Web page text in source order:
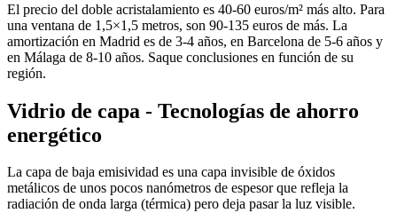
El precio del doble acristalamiento es 40-60 euros/m² más alto. Para
una ventana de 1,5×1,5 metros, son 90-135 euros de más. La
amortización en Madrid es de 3-4 años, en Barcelona de 5-6 años y
en Málaga de 8-10 años. Saque conclusiones en función de su
región.
Vidrio de capa - Tecnologías de ahorro
energético
La capa de baja emisividad es una capa invisible de óxidos
metálicos de unos pocos nanómetros de espesor que refleja la
radiación de onda larga (térmica) pero deja pasar la luz visible.